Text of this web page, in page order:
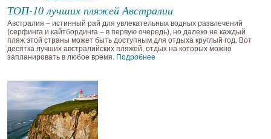
ТОП-10 лучших пляжей Австралии
Австралия – истинный рай для увлекательных водных развлечений
(серфинга и кайтбординга – в первую очередь), но далеко не каждый
пляж этой страны может быть доступным для отдыха круглый год. Вот
десятка лучших австралийских пляжей, отдых на которых можно
запланировать в любое время. Подробнее